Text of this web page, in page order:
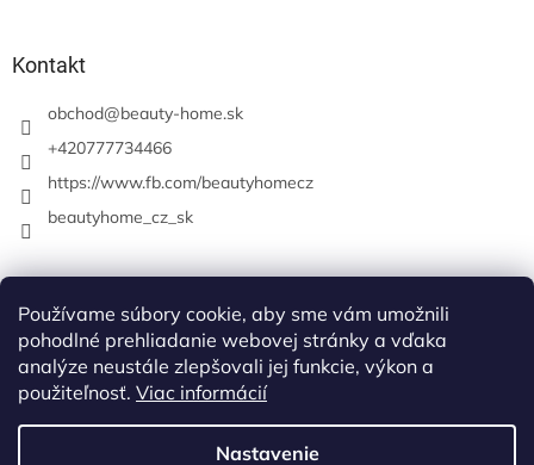
Používame súbory cookie, aby sme vám umožnili
pohodlné prehliadanie webovej stránky a vďaka
analýze neustále zlepšovali jej funkcie, výkon a
použiteľnosť. Viac informácií
Nastavenie
Kontakt
obchod@beauty-home.sk
+420777734466
https://www.fb.com/beautyhomecz
beautyhome_cz_sk
Vytvoril Shoptet